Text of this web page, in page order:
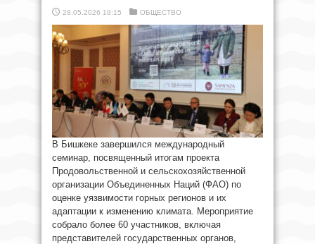
28.05.2026 19:15 ОБЩЕСТВО
В Бишкеке завершился международный
семинар, посвященный итогам проекта
Продовольственной и сельскохозяйственной
организации Объединенных Наций (ФАО) по
оценке уязвимости горных регионов и их
адаптации к изменению климата. Мероприятие
собрало более 60 участников, включая
представителей государственных органов,